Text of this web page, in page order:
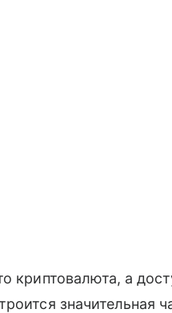
криптовалюта, а
значительная